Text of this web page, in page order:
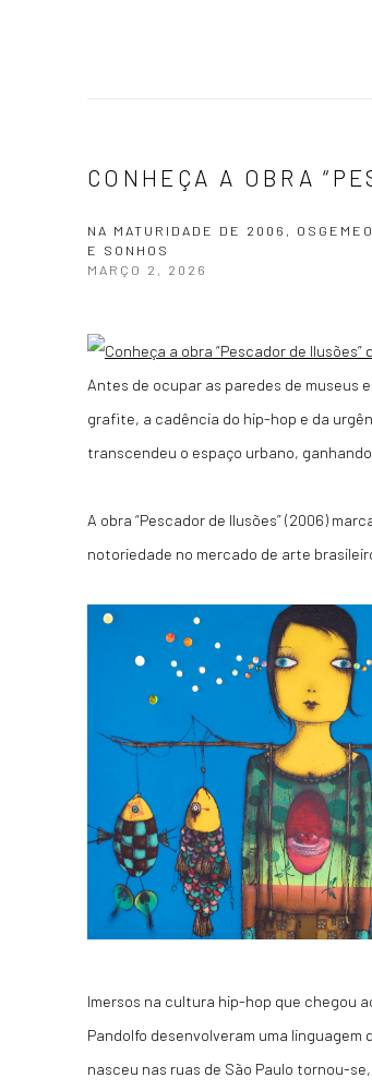
CONHEÇA A OBRA
NA MATURIDADE DE 2006,
E SONHOS
MARÇO 2, 2026
Antes de ocupar as paredes de museus
grafite, a cadência do hip-hop e da
transcendeu o espaço urbano,
A obra “Pescador de Ilusões” (2006)
notoriedade no mercado de arte
Imersos na cultura hip-hop que chegou
Pandolfo desenvolveram uma linguagem
nasceu nas ruas de São Paulo tornou-